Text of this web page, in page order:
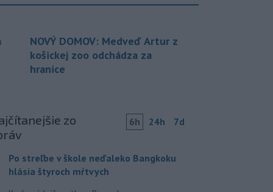
NOVÝ DOMOV: Medveď Artur z
košickej zoo odchádza za
hranice
zo
6h 24h 7d
Po streľbe v škole neďaleko Bangkoku
hlásia štyroch mŕtvych